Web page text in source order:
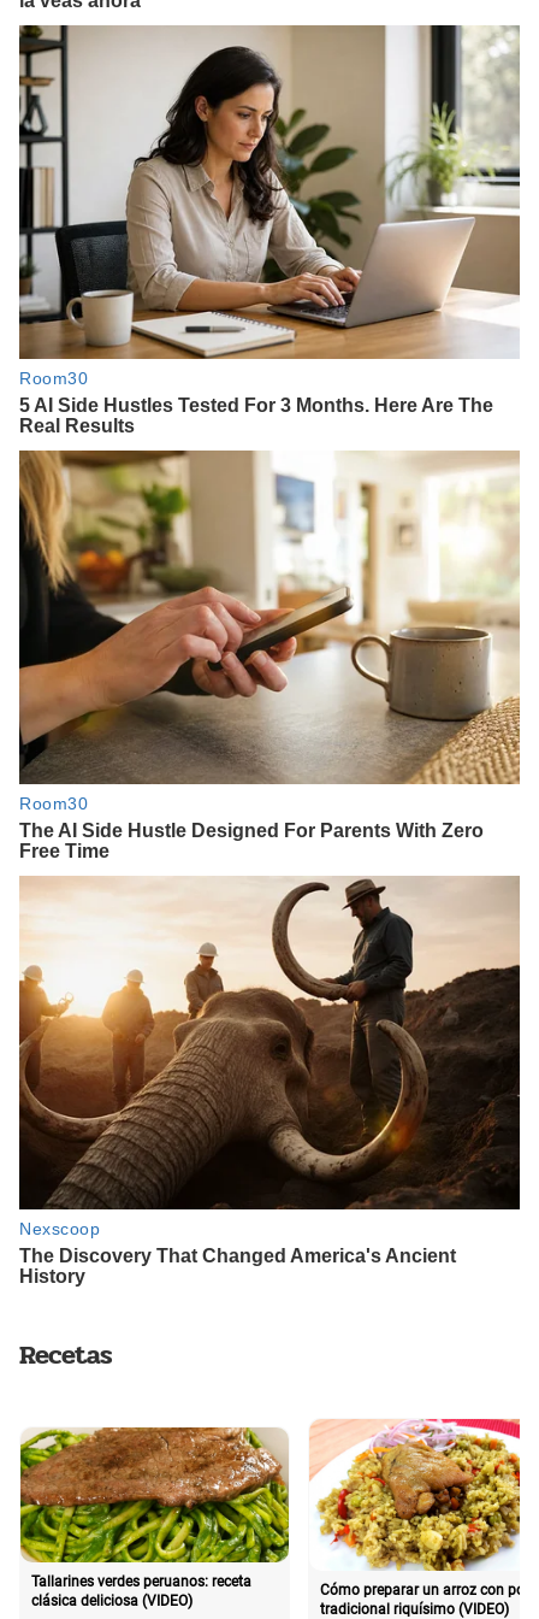
Recetas
Tallarines verdes peruanos: receta
clásica deliciosa (VIDEO)
Cómo preparar un arroz con pollo
tradicional riquísimo (VIDEO)